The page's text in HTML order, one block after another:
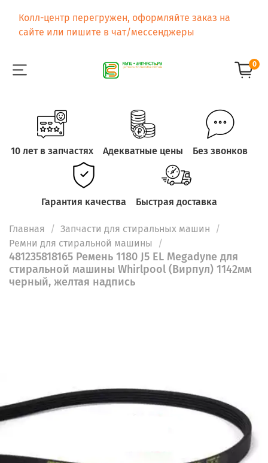
Колл-центр перегружен, оформляйте заказ на
сайте или пишите в чат/мессенджеры
0
10 лет в запчастях Адекватные цены Без звонков
Гарантия качества Быстрая доставка
Главная
Запчасти для стиральных машин
Ремни для стиральной машины
481235818165 Ремень 1180 J5 EL Megadyne для
стиральной машины Whirlpool (Вирпул) 1142мм
черный, желтая надпись